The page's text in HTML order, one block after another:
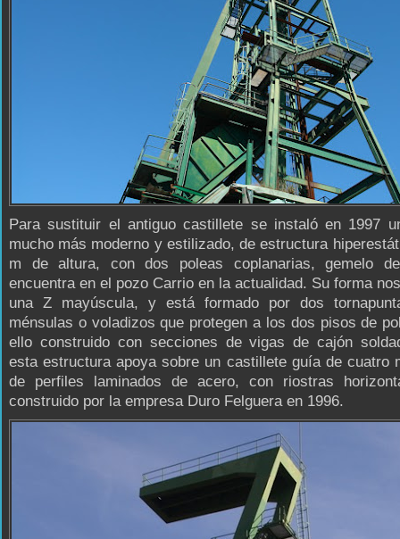
Para sustituir el antiguo castillete se instaló en 1997
mucho más moderno y estilizado, de estructura
m de altura, con dos poleas coplanarias, gemelo
encuentra en el pozo Carrio en la actualidad. Su forma
una Z mayúscula, y está formado por dos
ménsulas o voladizos que protegen a los dos pisos de
ello construido con secciones de vigas de cajón
esta estructura apoya sobre un castillete guía de cuatro
de perfiles laminados de acero, con riostras
construido por la empresa Duro Felguera en 1996.